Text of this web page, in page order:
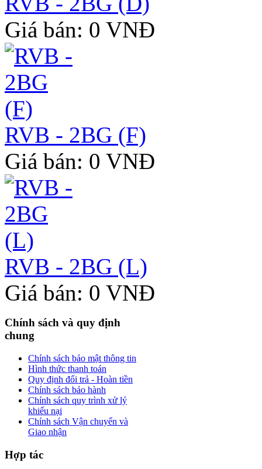
Giá bán: 0 VNĐ
RVB - 2BG (F)
Giá bán: 0 VNĐ
RVB - 2BG (L)
Giá bán: 0 VNĐ
Chính sách và quy định
chung
Chính sách bảo mật thông tin
Hình thức thanh toán
Quy định đổi trả - Hoàn tiền
Chính sách bảo hành
Chính sách quy trình xử lý
khiếu nại
Chính sách Vận chuyển và
Giao nhận
Hợp tác